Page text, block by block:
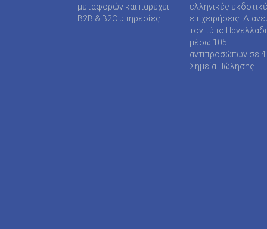
TELEVISION PRINT ΜΟΝΟΠΡΟΣΩΠΗ Ι Κ Ε
μεταφορών και παρέχει
B2B & B2C υπηρεσίες.
ελληνικές
επιχειρήσεις.
τον τύπο
μέσω 105
αντιπροσώπων σε
Σημεία Πώλησης.